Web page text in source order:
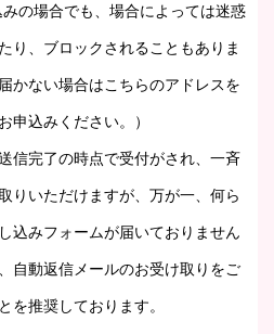
みの場合でも、場合によっては迷惑
り、ブロックされることもありま
かない場合はこちらのアドレスを
申込みください。）
信完了の時点で受付がされ、一斉
りいただけますが、万が一、何ら
込みフォームが届いておりません
自動返信メールのお受け取りをご
を推奨しております。